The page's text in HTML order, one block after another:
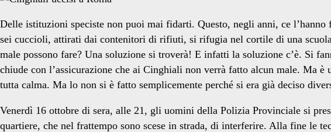
Delle istituzioni speciste non puoi mai fidarti. Questo, negli anni, ce
sei cuccioli, attirati dai contenitori di rifiuti, si rifugia nel cortile di una
male possono fare? Una soluzione si troverà! E infatti la soluzione c’è. Si
chiude con l’assicurazione che ai Cinghiali non verrà fatto alcun male. Ma
tutta calma. Ma lo non si è fatto semplicemente perché si era già deciso
Venerdì 16 ottobre di sera, alle 21, gli uomini della Polizia Provinciale si
quartiere, che nel frattempo sono scese in strada, di interferire. Alla fine le